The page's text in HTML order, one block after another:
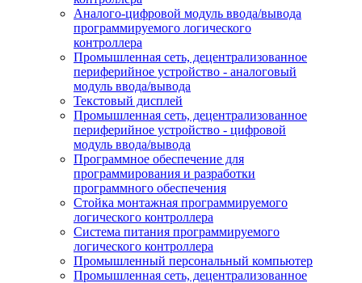
Аналого-цифровой модуль ввода/вывода
программируемого логического
контроллера
Промышленная сеть, децентрализованное
периферийное устройство - аналоговый
модуль ввода/вывода
Текстовый дисплей
Промышленная сеть, децентрализованное
периферийное устройство - цифровой
модуль ввода/вывода
Программное обеспечение для
программирования и разработки
программного обеспечения
Стойка монтажная программируемого
логического контроллера
Система питания программируемого
логического контроллера
Промышленный персональный компьютер
Промышленная сеть, децентрализованное